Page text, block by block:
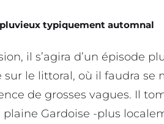
typiquement automnal
il s’agira d’un épisode
sur le littoral, où il faudra
de grosses vagues. Il
Gardoise -plus